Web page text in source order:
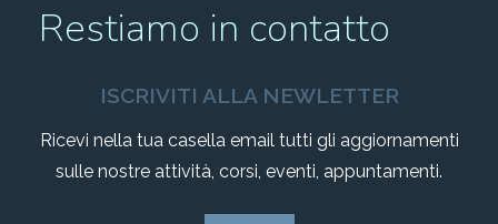
Restiamo in contatto
ISCRIVITI ALLA NEWLETTER
Ricevi nella tua casella email tutti gli aggiornamenti
sulle nostre attività, corsi, eventi, appuntamenti.